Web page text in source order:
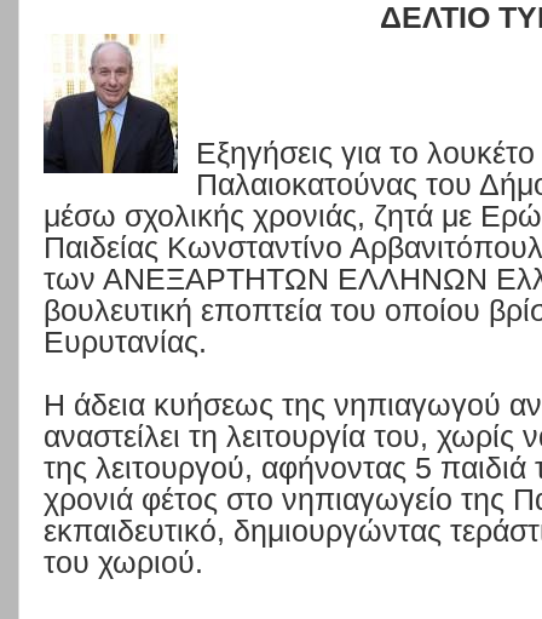
ΔΕΛΤΙΟ
Εξηγήσεις για το
Παλαιοκατούνας του
μέσω σχολικής χρονιάς, ζητά με
Παιδείας Κωνσταντίνο
των ΑΝΕΞΑΡΤΗΤΩΝ ΕΛΛΗΝΩΝ
βουλευτική εποπτεία του οποίου
Ευρυτανίας.
Η άδεια κυήσεως της νηπιαγωγού
αναστείλει τη λειτουργία του,
της λειτουργού, αφήνοντας 5
χρονιά φέτος στο νηπιαγωγείο της
εκπαιδευτικό, δημιουργώντας
του χωριού.